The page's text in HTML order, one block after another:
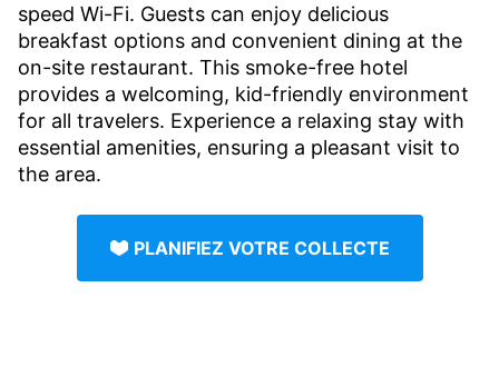
speed Wi-Fi. Guests can enjoy delicious
breakfast options and convenient dining at the
on-site restaurant. This smoke-free hotel
provides a welcoming, kid-friendly environment
for all travelers. Experience a relaxing stay with
essential amenities, ensuring a pleasant visit to
the area.
PLANIFIEZ VOTRE COLLECTE